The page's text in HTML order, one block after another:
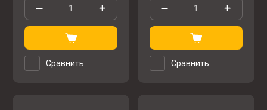
Сравнить Сравнить